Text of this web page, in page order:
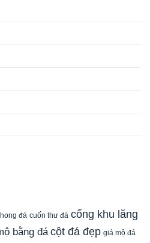
đá cuốn thư đá cổng khu lăng
bằng đá cột đá đẹp giá mộ đá